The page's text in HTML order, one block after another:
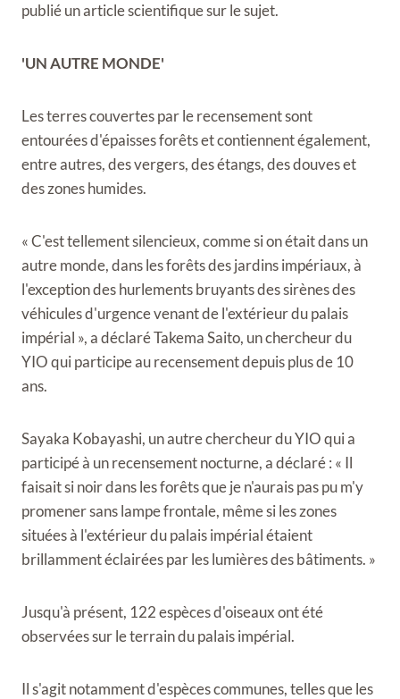
publié un article scientifique sur le sujet.
'UN AUTRE MONDE'
Les terres couvertes par le recensement sont
entourées d'épaisses forêts et contiennent également,
entre autres, des vergers, des étangs, des douves et
des zones humides.
« C'est tellement silencieux, comme si on était dans un
autre monde, dans les forêts des jardins impériaux, à
l'exception des hurlements bruyants des sirènes des
véhicules d'urgence venant de l'extérieur du palais
impérial », a déclaré Takema Saito, un chercheur du
YIO qui participe au recensement depuis plus de 10
ans.
Sayaka Kobayashi, un autre chercheur du YIO qui a
participé à un recensement nocturne, a déclaré : « Il
faisait si noir dans les forêts que je n'aurais pas pu m'y
promener sans lampe frontale, même si les zones
situées à l'extérieur du palais impérial étaient
brillamment éclairées par les lumières des bâtiments. »
Jusqu'à présent, 122 espèces d'oiseaux ont été
observées sur le terrain du palais impérial.
Il s'agit notamment d'espèces communes, telles que les